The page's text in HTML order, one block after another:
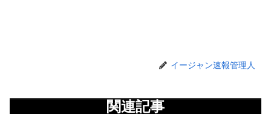
イージャン速報管理人
関連記事